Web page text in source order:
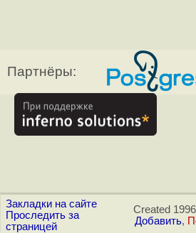
Партнёры:
Закладки на сайте
Проследить за
страницей
Created
Добавить,